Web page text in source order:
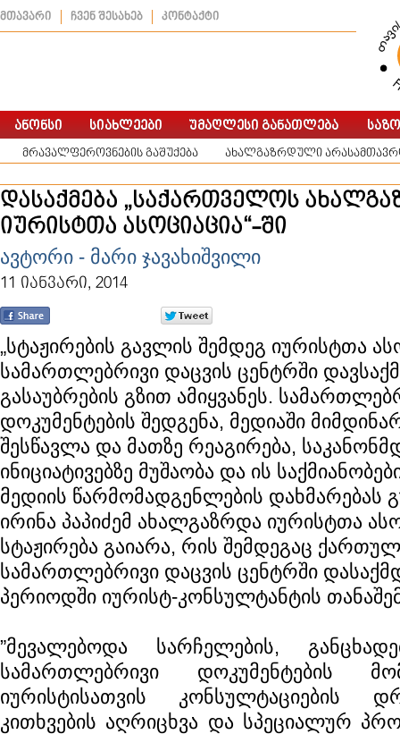
მთავარი ჩვენ შესახებ კონტაქტი
მრავალფეროვნების გაშუქება ახალგაზრდული
დასაქმება „საქართველოს
იურისტთა ასოციაცია“-ში
ავტორი - მარი ჯავახიშვილი
11 იანვარი, 2014
„სტაჟირების გავლის შემდეგ იურისტთა
სამართლებრივი დაცვის ცენტრში
გასაუბრების გზით ამიყვანეს.
დოკუმენტების შედგენა, მედიაში
შესწავლა და მათზე რეაგირება,
ინიციატივებზე მუშაობა და ის
მედიის წარმომადგენლების დახმარებას
ირინა პაპიძემ ახალგაზრდა იურისტთა
სტაჟირება გაიარა, რის შემდეგაც
სამართლებრივი დაცვის ცენტრში
პერიოდში იურისტ-კონსულტანტის
”მევალებოდა სარჩელების,
სამართლებრივი დოკუმენტების
იურისტისათვის კონსულტაციების
კითხვების აღრიცხვა და სპეციალურ